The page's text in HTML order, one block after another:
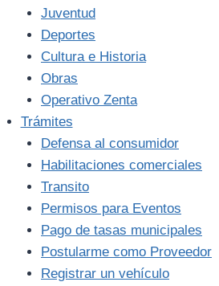
Juventud
Deportes
Cultura e Historia
Obras
Operativo Zenta
Trámites
Defensa al consumidor
Habilitaciones comerciales
Transito
Permisos para Eventos
Pago de tasas municipales
Postularme como Proveedor
Registrar un vehículo